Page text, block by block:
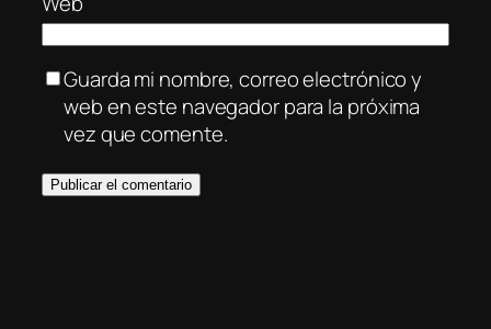
Guarda mi nombre, correo electrónico y
web en este navegador para la próxima
vez que comente.